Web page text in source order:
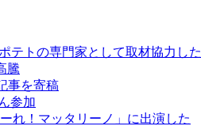
テトの専門家として取材協力した
騰
事を寄稿
参加
れ！マッタリーノ」に出演した